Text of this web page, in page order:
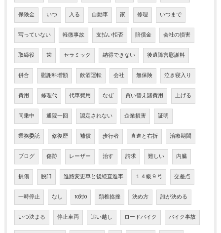
保険金 いつ 入る 自動車 家 修理 いつまで
写っていない 軽微事故 支払い拒否 賠償金 会社の損害
取締役 歯 セラミック 納得できない 後遺障害慰謝料
併合 慰謝料増額 飲酒運転 会社 無保険 泣き寝入り
費用 修理代 代車費用 なぜ 買い替え諸費用 上げる
同乗中 通院一回 認定されない 企業損害 証明
業務委託 修復歴 補償 歩行者 直進と右折 治療期間
ブログ 傷跡 レーザー 治す 請求 難しい 内臓
損傷 脱臼 進路変更車と後続直進車 １４級９号 交差点
一時停止 なし 10対0 頚椎捻挫 決め方 誰が決める
いつ決まる 停止車両 追い越し ロードバイク バイク事故